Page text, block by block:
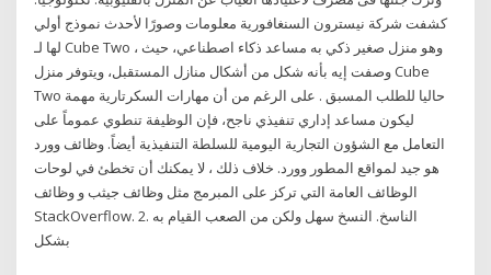
كشفت شركة نيسترون السنغافورية معلومات وصورًا لأحدث نموذج أولي
لها لـ Cube Two ، وهو منزل صغير ذكي به مساعد ذكاء اصطناعي، حيث
وصفت إيه بأنه شكل من أشكال منازل المستقبل، ويتوفر منزل Cube
Two حاليا للطلب المسبق . على الرغم من أن مهارات السكرتارية مهمة
ليكون مساعد إداري تنفيذي ناجح، فإن الوظيفة تنطوي عموماً على
التعامل مع الشؤون التجارية اليومية للسلطة التنفيذية أيضاً. وظائف وورد
هو جيد لمواقع المطور وورد. خلاف ذلك ، لا يمكنك أن تخطئ في لوحات
الوظائف العامة التي تركز على المبرمج مثل وظائف جيثب و وظائف
StackOverflow. 2. الناسخ. النسخ سهل ولكن من الصعب القيام به
بشكل